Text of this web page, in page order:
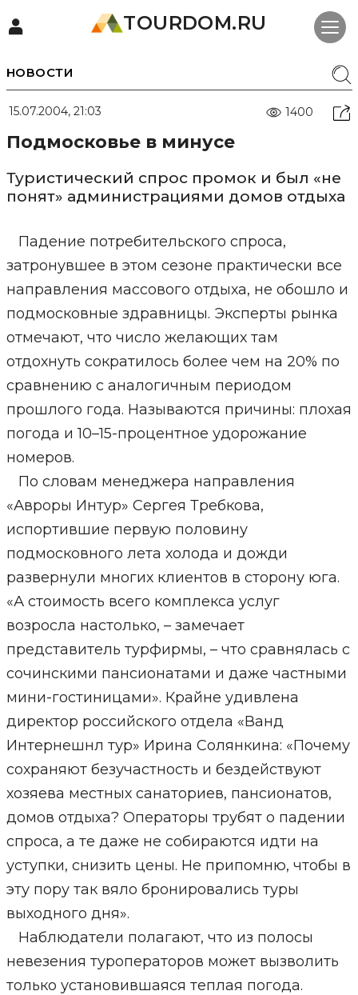
TOURDOM.RU
НОВОСТИ
15.07.2004, 21:03 1400
Подмосковье в минусе
Туристический спрос промок и был «не
понят» администрациями домов отдыха
Падение потребительского спроса,
затронувшее в этом сезоне практически все
направления массового отдыха, не обошло и
подмосковные здравницы. Эксперты рынка
отмечают, что число желающих там
отдохнуть сократилось более чем на 20% по
сравнению с аналогичным периодом
прошлого года. Называются причины: плохая
погода и 10–15-процентное удорожание
номеров.
По словам менеджера направления
«Авроры Интур» Сергея Требкова,
испортившие первую половину
подмосковного лета холода и дожди
развернули многих клиентов в сторону юга.
«А стоимость всего комплекса услуг
возросла настолько, – замечает
представитель турфирмы, – что сравнялась с
сочинскими пансионатами и даже частными
мини-гостиницами». Крайне удивлена
директор российского отдела «Ванд
Интернешнл тур» Ирина Солянкина: «Почему
сохраняют безучастность и бездействуют
хозяева местных санаториев, пансионатов,
домов отдыха? Операторы трубят о падении
спроса, а те даже не собираются идти на
уступки, снизить цены. Не припомню, чтобы в
эту пору так вяло бронировались туры
выходного дня».
Наблюдатели полагают, что из полосы
невезения туроператоров может вызволить
только установившаяся теплая погода.